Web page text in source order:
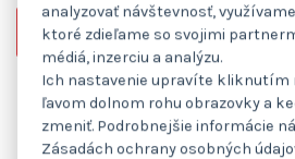
Chcem cenovú ponuku
Fotogaléria
analyzovať návštevnosť,
ktoré zdieľame so svojimi
médiá, inzerciu a analýzu.
Ich nastavenie upravíte kliknutím
ľavom dolnom rohu obrazovky a
zmeniť. Podrobnejšie informácie
Zásadách ochrany osobných